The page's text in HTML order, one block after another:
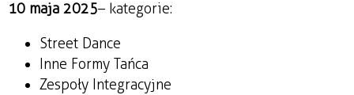
10 maja 2025– kategorie:
Street Dance
Inne Formy Tańca
Zespoły Integracyjne